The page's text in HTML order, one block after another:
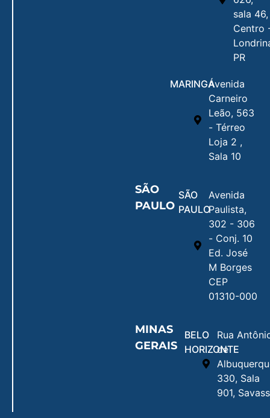
sala 46,
Centro
PR
MARINGÁAvenida
Carneiro
Leão, 563
- Térreo
Loja 2 ,
Sala 10
SÃO
PAULO
SÃO
PAULO
Avenida
Paulista,
302 - 306
- Conj. 10
Ed. José
M Borges
CEP
01310-000
MINAS
GERAIS
BELO
HORIZONTE
Rua
de
330, Sala
901,